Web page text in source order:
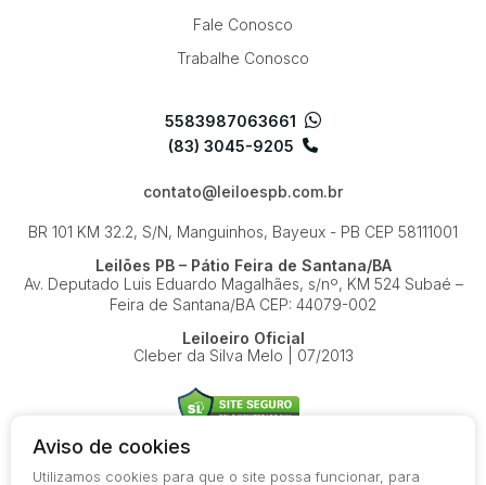
Fale Conosco
Trabalhe Conosco
5583987063661
(83) 3045-9205
contato@leiloespb.com.br
BR 101 KM 32.2, S/N, Manguinhos, Bayeux - PB CEP 58111001
Leilões PB – Pátio Feira de Santana/BA
Av. Deputado Luis Eduardo Magalhães, s/nº, KM 524Subaé –
Feira de Santana/BA CEP: 44079-002
Leiloeiro Oficial
Cleber da Silva Melo | 07/2013
Aviso de cookies
Utilizamos cookies para que o site possa funcionar, para